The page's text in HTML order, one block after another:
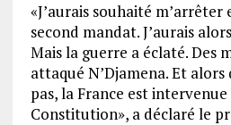
«J’aurais souhaité m’arrêter
second mandat. J’aurais
Mais la guerre a éclaté. Des
attaqué N’Djamena. Et
pas, la France est
Constitution», a déclaré le